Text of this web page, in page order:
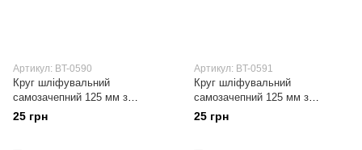
Артикул: BT-0590
Круг шліфувальний
самозачепний 125 мм з
отворами К220, уп. 5 од.
Intertool BT-0590
25 грн
Артикул: BT-0591
Круг шліфувальний
самозачепний 125 мм з
отворами К240, уп. 5 од.
Intertool BT-0591
25 грн